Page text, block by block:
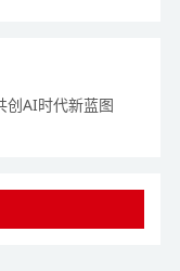
创AI时代新蓝图